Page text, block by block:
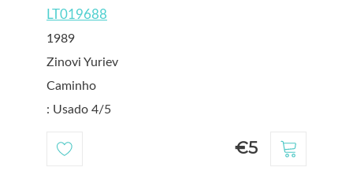
LT019688
1989
Zinovi Yuriev
Caminho
: Usado 4/5
€5